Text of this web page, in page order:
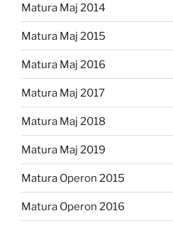
Matura Maj 2014
Matura Maj 2015
Matura Maj 2016
Matura Maj 2017
Matura Maj 2018
Matura Maj 2019
Matura Operon 2015
Matura Operon 2016